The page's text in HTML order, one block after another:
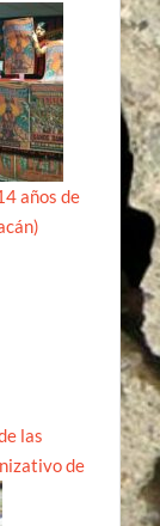
años de
las
de